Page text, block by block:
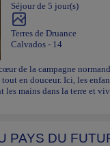
Séjour de 5 jour(s)
Terres de Druance
Calvados - 14
de la campagne
en douceur. Ici, les
les mains dans la terre et
PAYS DU